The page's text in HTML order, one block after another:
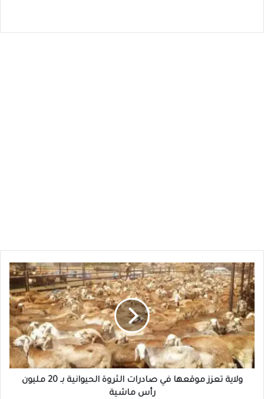
ولاية
تعزز
موقعها
في
صادرات
الثروة
الحيوانية
بـ
20
مليون
ولاية تعزز موقعها في صادرات الثروة الحيوانية بـ 20 مليون
رأس ماشية